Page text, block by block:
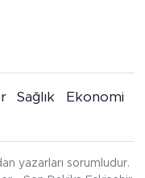
Sağlık
Ekonomi
yazarları sorumludur.